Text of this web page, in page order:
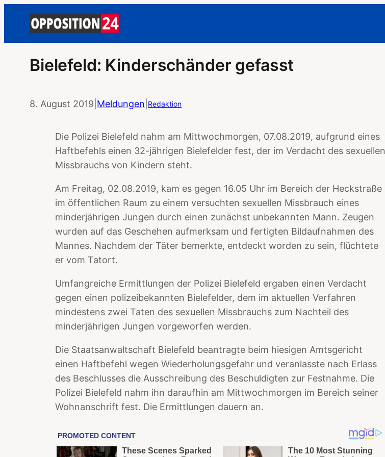
Bielefeld: Kinderschänder gefasst
8. August 2019 Meldungen Redaktion
Die Polizei Bielefeld nahm am Mittwochmorgen, 07.08.2019, aufgrund eines
Haftbefehls einen 32-jährigen Bielefelder fest, der im Verdacht des sexuellen
Missbrauchs von Kindern steht.
Am Freitag, 02.08.2019, kam es gegen 16.05 Uhr im Bereich der Heckstraße
im öffentlichen Raum zu einem versuchten sexuellen Missbrauch eines
minderjährigen Jungen durch einen zunächst unbekannten Mann. Zeugen
wurden auf das Geschehen aufmerksam und fertigten Bildaufnahmen des
Mannes. Nachdem der Täter bemerkte, entdeckt worden zu sein, flüchtete
er vom Tatort.
Umfangreiche Ermittlungen der Polizei Bielefeld ergaben einen Verdacht
gegen einen polizeibekannten Bielefelder, dem im aktuellen Verfahren
mindestens zwei Taten des sexuellen Missbrauchs zum Nachteil des
minderjährigen Jungen vorgeworfen werden.
Die Staatsanwaltschaft Bielefeld beantragte beim hiesigen Amtsgericht
einen Haftbefehl wegen Wiederholungsgefahr und veranlasste nach Erlass
des Beschlusses die Ausschreibung des Beschuldigten zur Festnahme. Die
Polizei Bielefeld nahm ihn daraufhin am Mittwochmorgen im Bereich seiner
Wohnanschrift fest. Die Ermittlungen dauern an.